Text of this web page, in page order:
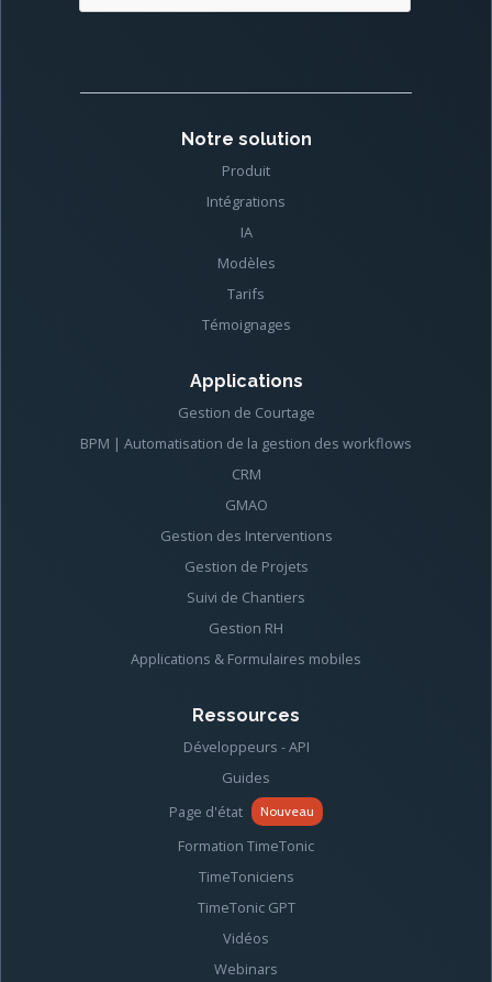
Notre solution
Produit
Intégrations
IA
Modèles
Tarifs
Témoignages
Applications
Gestion de Courtage
BPM | Automatisation de la gestion des workflows
CRM
GMAO
Gestion des Interventions
Gestion de Projets
Suivi de Chantiers
Gestion RH
Applications & Formulaires mobiles
Ressources
Développeurs - API
Guides
Page d'état
Nouveau
Formation TimeTonic
TimeToniciens
TimeTonic GPT
Vidéos
Webinars